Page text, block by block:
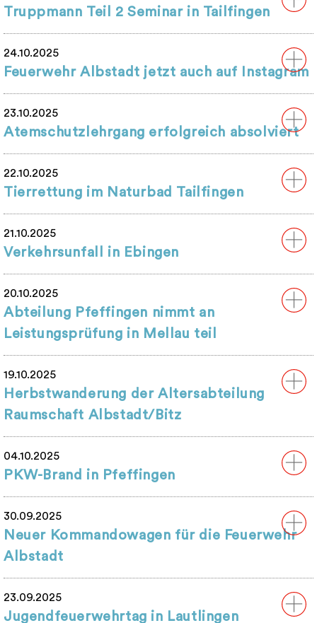
Truppmann Teil 2 Seminar in Tailfingen
24.10.2025
Feuerwehr Albstadt jetzt auch auf Instagram
23.10.2025
Atemschutzlehrgang erfolgreich absolviert
22.10.2025
Tierrettung im Naturbad Tailfingen
21.10.2025
Verkehrsunfall in Ebingen
20.10.2025
Abteilung Pfeffingen nimmt an
Leistungsprüfung in Mellau teil
19.10.2025
Herbstwanderung der Altersabteilung
Raumschaft Albstadt/Bitz
04.10.2025
PKW-Brand in Pfeffingen
30.09.2025
Neuer Kommandowagen für die Feuerwehr
Albstadt
23.09.2025
Jugendfeuerwehrtag in Lautlingen